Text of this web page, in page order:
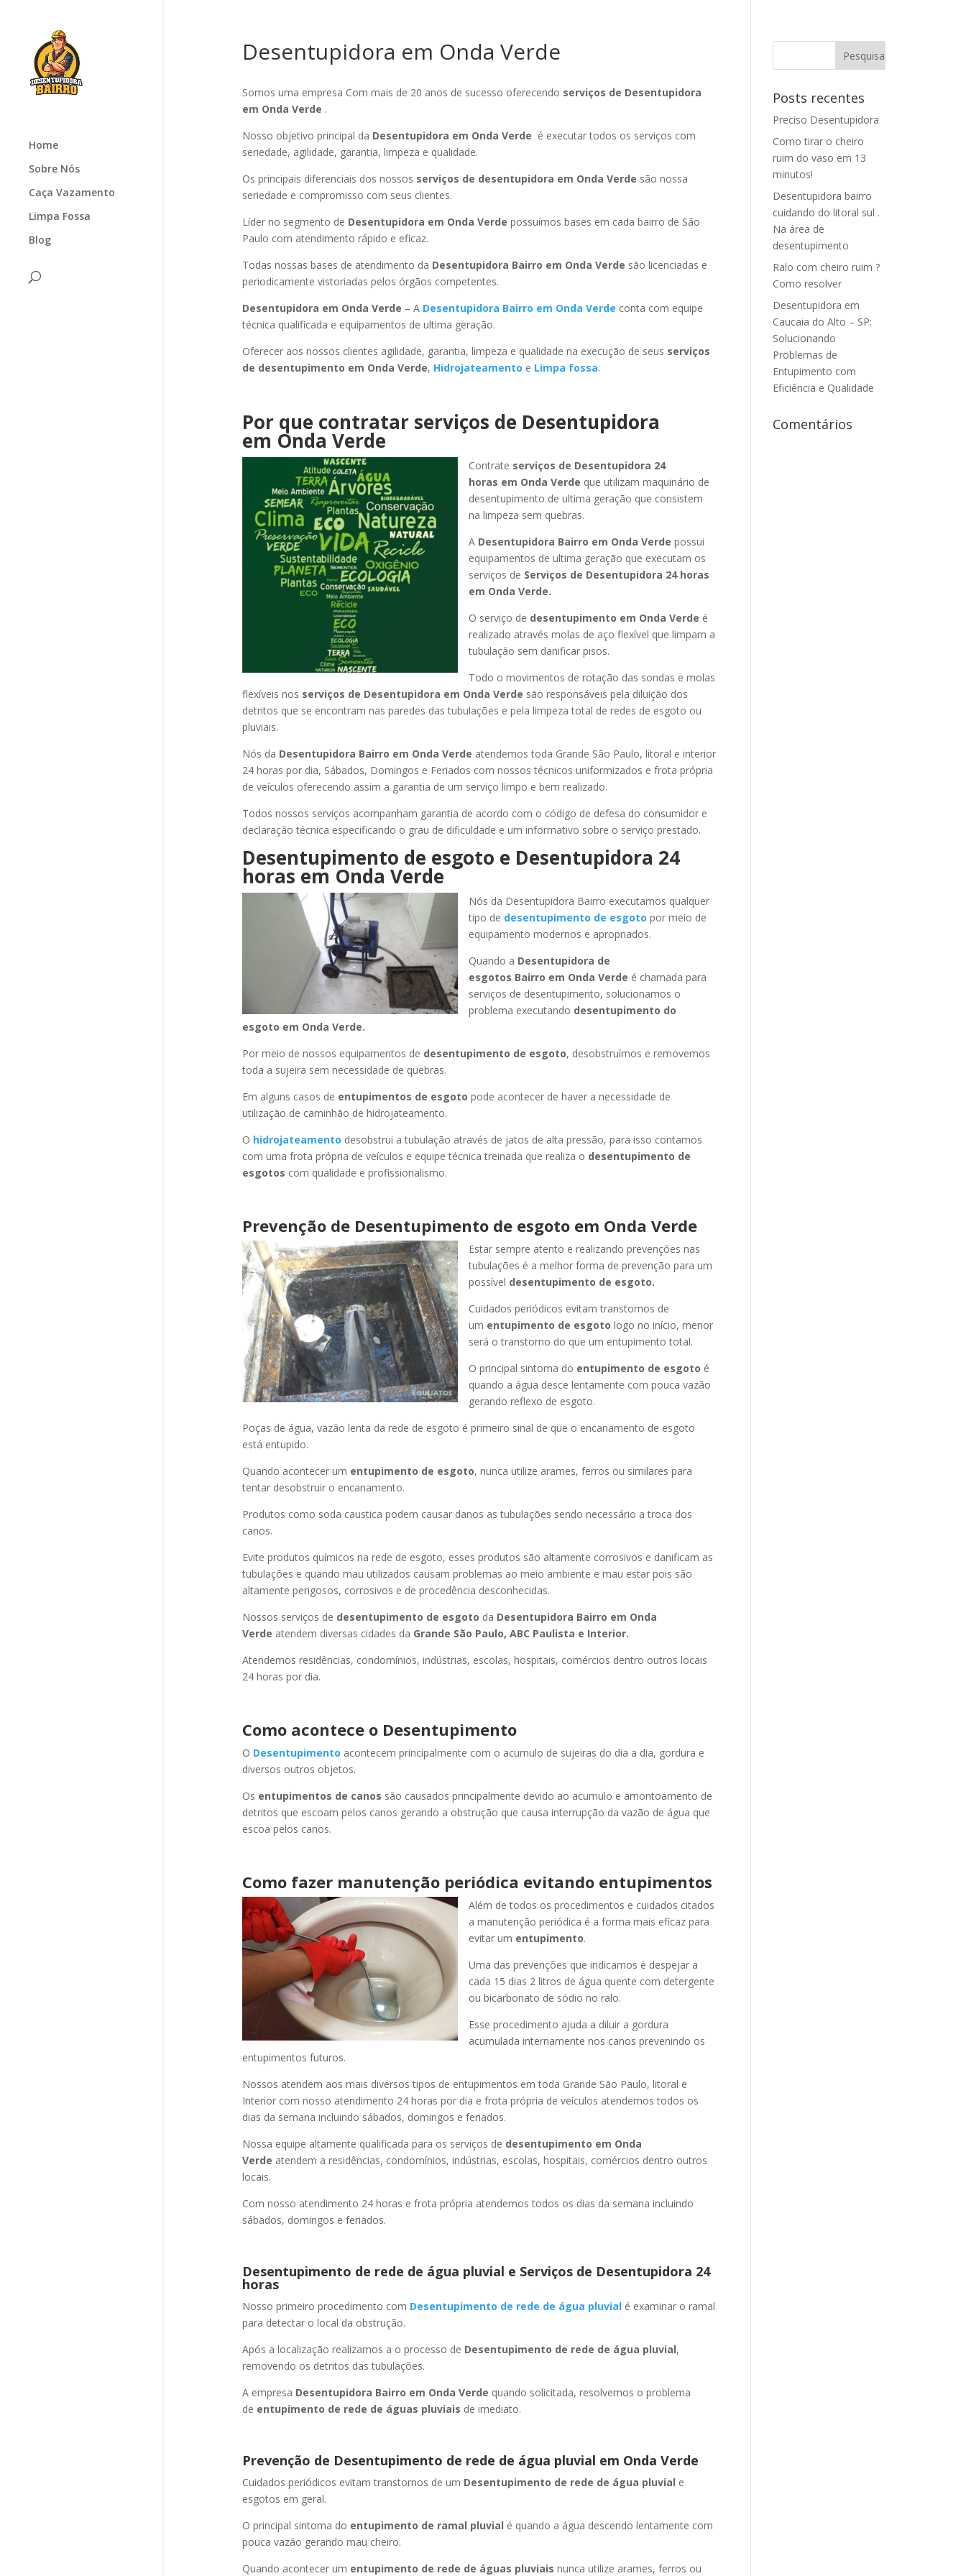
Home
Sobre Nós
Caça Vazamento
Limpa Fossa
Blog
Desentupidora em Onda Verde
Somos uma empresa Com mais de 20 anos de sucesso oferecendo serviços de Desentupidora
em Onda Verde .
Nosso objetivo principal da Desentupidora em Onda Verde é executar todos os serviços com
seriedade, agilidade, garantia, limpeza e qualidade.
Os principais diferenciais dos nossos serviços de desentupidora em Onda Verde são nossa
seriedade e compromisso com seus clientes.
Líder no segmento de Desentupidora em Onda Verde possuímos bases em cada bairro de São
Paulo com atendimento rápido e eficaz.
Todas nossas bases de atendimento da Desentupidora Bairro em Onda Verde são licenciadas e
periodicamente vistoriadas pelos órgãos competentes.
Desentupidora em Onda Verde – A Desentupidora Bairro em Onda Verde conta com equipe
técnica qualificada e equipamentos de ultima geração.
Oferecer aos nossos clientes agilidade, garantia, limpeza e qualidade na execução de seus serviços
de desentupimento em Onda Verde, Hidrojateamento e Limpa fossa.
Por que contratar serviços de Desentupidora
em Onda Verde
Contrate serviços de Desentupidora 24
horas em Onda Verde que utilizam maquinário de
desentupimento de ultima geração que consistem
na limpeza sem quebras.
A Desentupidora Bairro em Onda Verde possui
equipamentos de ultima geração que executam os
serviços de Serviços de Desentupidora 24 horas
em Onda Verde.
O serviço de desentupimento em Onda Verde é
realizado através molas de aço flexível que limpam a
tubulação sem danificar pisos.
Todo o movimentos de rotação das sondas e molas
flexíveis nos serviços de Desentupidora em Onda Verde são responsáveis pela diluição dos
detritos que se encontram nas paredes das tubulações e pela limpeza total de redes de esgoto ou
pluviais.
Nós da Desentupidora Bairro em Onda Verde atendemos toda Grande São Paulo, litoral e interior
24 horas por dia, Sábados, Domingos e Feriados com nossos técnicos uniformizados e frota própria
de veículos oferecendo assim a garantia de um serviço limpo e bem realizado.
Todos nossos serviços acompanham garantia de acordo com o código de defesa do consumidor e
declaração técnica especificando o grau de dificuldade e um informativo sobre o serviço prestado.
Desentupimento de esgoto e Desentupidora 24
horas em Onda Verde
Nós da Desentupidora Bairro executamos qualquer
tipo de desentupimento de esgoto por meio de
equipamento modernos e apropriados.
Quando a Desentupidora de
esgotos Bairro em Onda Verde é chamada para
serviços de desentupimento, solucionamos o
problema executando desentupimento do
esgoto em Onda Verde.
Por meio de nossos equipamentos de desentupimento de esgoto, desobstruímos e removemos
toda a sujeira sem necessidade de quebras.
Em alguns casos de entupimentos de esgoto pode acontecer de haver a necessidade de
utilização de caminhão de hidrojateamento.
O hidrojateamento desobstrui a tubulação através de jatos de alta pressão, para isso contamos
com uma frota própria de veículos e equipe técnica treinada que realiza o desentupimento de
esgotos com qualidade e profissionalismo.
Prevenção de Desentupimento de esgoto em Onda Verde
Estar sempre atento e realizando prevenções nas
tubulações é a melhor forma de prevenção para um
possível desentupimento de esgoto.
Cuidados periódicos evitam transtornos de
um entupimento de esgoto logo no início, menor
será o transtorno do que um entupimento total.
O principal sintoma do entupimento de esgoto é
quando a água desce lentamente com pouca vazão
gerando reflexo de esgoto.
Poças de água, vazão lenta da rede de esgoto é primeiro sinal de que o encanamento de esgoto
está entupido.
Quando acontecer um entupimento de esgoto, nunca utilize arames, ferros ou similares para
tentar desobstruir o encanamento.
Produtos como soda caustica podem causar danos as tubulações sendo necessário a troca dos
canos.
Evite produtos químicos na rede de esgoto, esses produtos são altamente corrosivos e danificam as
tubulações e quando mau utilizados causam problemas ao meio ambiente e mau estar pois são
altamente perigosos, corrosivos e de procedência desconhecidas.
Nossos serviços de desentupimento de esgoto da Desentupidora Bairro em Onda
Verde atendem diversas cidades da Grande São Paulo, ABC Paulista e Interior.
Atendemos residências, condomínios, indústrias, escolas, hospitais, comércios dentro outros locais
24 horas por dia.
Como acontece o Desentupimento
O Desentupimento acontecem principalmente com o acumulo de sujeiras do dia a dia, gordura e
diversos outros objetos.
Os entupimentos de canos são causados principalmente devido ao acumulo e amontoamento de
detritos que escoam pelos canos gerando a obstrução que causa interrupção da vazão de água que
escoa pelos canos.
Como fazer manutenção periódica evitando entupimentos
Além de todos os procedimentos e cuidados citados
a manutenção periódica é a forma mais eficaz para
evitar um entupimento.
Uma das prevenções que indicamos é despejar a
cada 15 dias 2 litros de água quente com detergente
ou bicarbonato de sódio no ralo.
Esse procedimento ajuda a diluir a gordura
acumulada internamente nos canos prevenindo os
entupimentos futuros.
Nossos atendem aos mais diversos tipos de entupimentos em toda Grande São Paulo, litoral e
Interior com nosso atendimento 24 horas por dia e frota própria de veículos atendemos todos os
dias da semana incluindo sábados, domingos e feriados.
Nossa equipe altamente qualificada para os serviços de desentupimento em Onda
Verde atendem a residências, condomínios, indústrias, escolas, hospitais, comércios dentro outros
locais.
Com nosso atendimento 24 horas e frota própria atendemos todos os dias da semana incluindo
sábados, domingos e feriados.
Desentupimento de rede de água pluvial e Serviços de Desentupidora 24
horas
Nosso primeiro procedimento com Desentupimento de rede de água pluvialé examinar o ramal
para detectar o local da obstrução.
Após a localização realizamos a o processo de Desentupimento de rede de água pluvial,
removendo os detritos das tubulações.
A empresa Desentupidora Bairro em Onda Verde quando solicitada, resolvemos o problema
de entupimento de rede de águas pluviais de imediato.
Prevenção de Desentupimento de rede de água pluvial em Onda Verde
Cuidados periódicos evitam transtornos de um Desentupimento de rede de água pluvial e
esgotos em geral.
O principal sintoma do entupimento de ramal pluvial é quando a água descendo lentamente com
pouca vazão gerando mau cheiro.
Quando acontecer um entupimento de rede de águas pluviais nunca utilize arames, ferros ou
Posts recentes
Preciso Desentupidora
Como tirar o cheiro
ruim do vaso em 13
minutos!
Desentupidora bairro
cuidando do litoral sul .
Na área de
desentupimento
Ralo com cheiro ruim ?
Como resolver
Desentupidora em
Caucaia do Alto – SP:
Solucionando
Problemas de
Entupimento com
Eficiência e Qualidade
Comentários